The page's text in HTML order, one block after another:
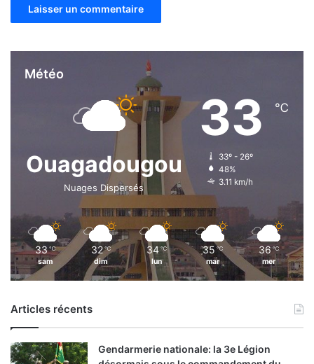
Météo
Ouagadougou
Nuages Dispersés
33 ℃
33º - 26º
48%
3.11 km/h
33 ℃
sam
32 ℃
dim
34 ℃
lun
35 ℃
mar
36 ℃
mer
Articles récents
Gendarmerie nationale: la 3e Légion